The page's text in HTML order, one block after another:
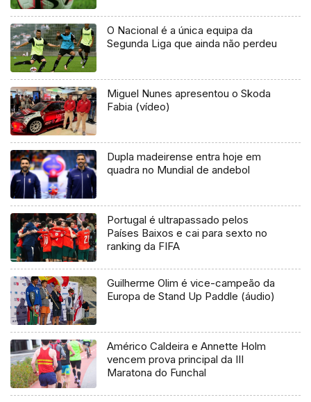
O Nacional é a única equipa da
Segunda Liga que ainda não perdeu
Miguel Nunes apresentou o Skoda
Fabia (vídeo)
Dupla madeirense entra hoje em
quadra no Mundial de andebol
Portugal é ultrapassado pelos
Países Baixos e cai para sexto no
ranking da FIFA
Guilherme Olim é vice-campeão da
Europa de Stand Up Paddle (áudio)
Américo Caldeira e Annette Holm
vencem prova principal da III
Maratona do Funchal